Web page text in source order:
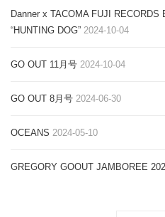
Danner x TACOMA FUJI
“HUNTING DOG” 2024-10-04
GO OUT 11月号 2024-10-04
GO OUT 8月号 2024-06-30
OCEANS 2024-05-10
GREGORY GOOUT JAMBOREE